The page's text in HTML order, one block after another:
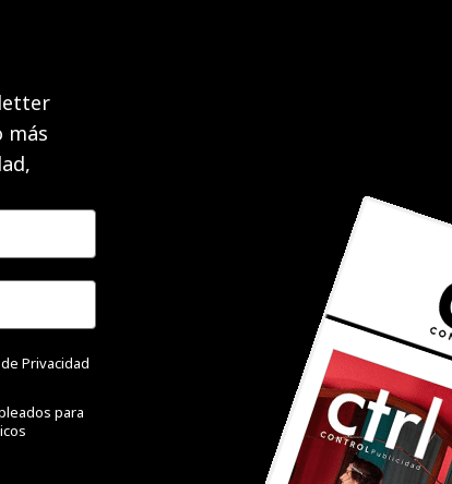
más
Privacidad
para